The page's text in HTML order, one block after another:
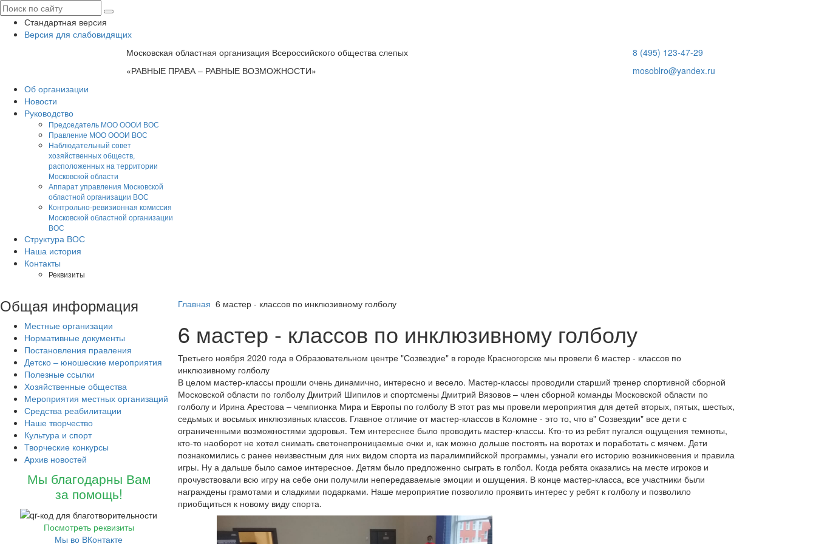
Стандартная версия
Версия для слабовидящих
Московская областная организация Всероссийского общества слепых
«РАВНЫЕ ПРАВА – РАВНЫЕ ВОЗМОЖНОСТИ»
8 (495) 123-47-29
mosoblro@yandex.ru
Об организации
Новости
Руководство
Председатель МОО ОООИ ВОС
Правление МОО ОООИ ВОС
Наблюдательный совет
хозяйственных обществ,
расположенных на территории
Московской области
Аппарат управления Московской
областной организации ВОС
Контрольно-ревизионная комиссия
Московской областной организации
ВОС
Структура ВОС
Наша история
Контакты
Реквизиты
Главная 6 мастер - классов по инклюзивному голболу
6 мастер - классов по инклюзивному голболу
Третьего ноября 2020 года в Образовательном центре "Созвездие" в городе Красногорске мы провели 6 мастер - классов по
инклюзивному голболу
В целом мастер-классы прошли очень динамично, интересно и весело. Мастер-классы проводили старший тренер спортивной сборной
Московской области по голболу Дмитрий Шипилов и спортсмены Дмитрий Вязовов – член сборной команды Московской области по
голболу и Ирина Арестова – чемпионка Мира и Европы по голболу В этот раз мы провели мероприятия для детей вторых, пятых, шестых,
седьмых и восьмых инклюзивных классов. Главное отличие от мастер-классов в Коломне - это то, что в" Созвездии" все дети с
ограниченными возможностями здоровья. Тем интереснее было проводить мастер-классы. Кто-то из ребят пугался ощущения темноты,
кто-то наоборот не хотел снимать светонепроницаемые очки и, как можно дольше постоять на воротах и поработать с мячем. Дети
познакомились с ранее неизвестным для них видом спорта из паралимпийской программы, узнали его историю возникновения и правила
игры. Ну а дальше было самое интересное. Детям было предложенно сыграть в голбол. Когда ребята оказались на месте игроков и
прочувствовали всю игру на себе они получили непередаваемые эмоции и ошущения. В конце мастер-класса, все участники были
награждены грамотами и сладкими подарками. Наше мероприятие позволило проявить интерес у ребят к голболу и позволило
приобщиться к новому виду спорта.
Общая информация
Местные организации
Нормативные документы
Постановления правления
Детско – юношеские мероприятия
Полезные ссылки
Хозяйственные общества
Мероприятия местных организаций
Средства реабилитации
Наше творчество
Культура и спорт
Творческие конкурсы
Архив новостей
Мы благодарны Вам
за помощь!
Посмотреть реквизиты
Мы во ВКонтакте